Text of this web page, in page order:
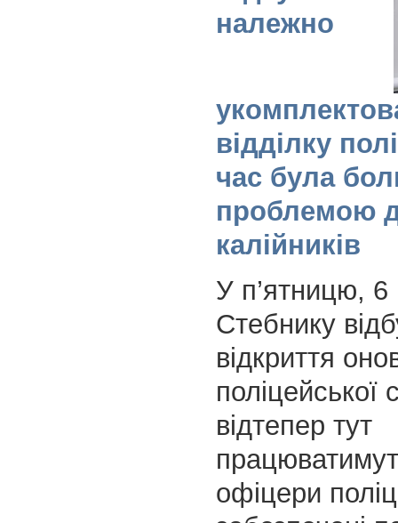
належно
відділку
час була
проблемою
калійників
У п’ятницю, 6
Стебнику
відкриття
поліцейської
відтепер тут
офіцери